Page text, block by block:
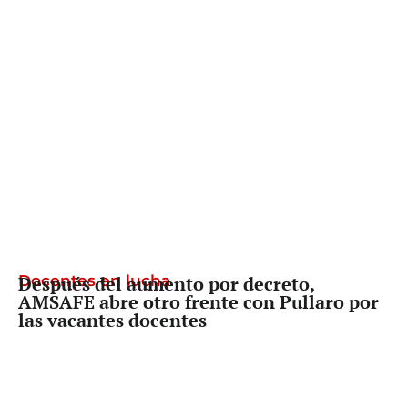
Docentes en lucha
Después del aumento por decreto,
AMSAFE abre otro frente con Pullaro por
las vacantes docentes